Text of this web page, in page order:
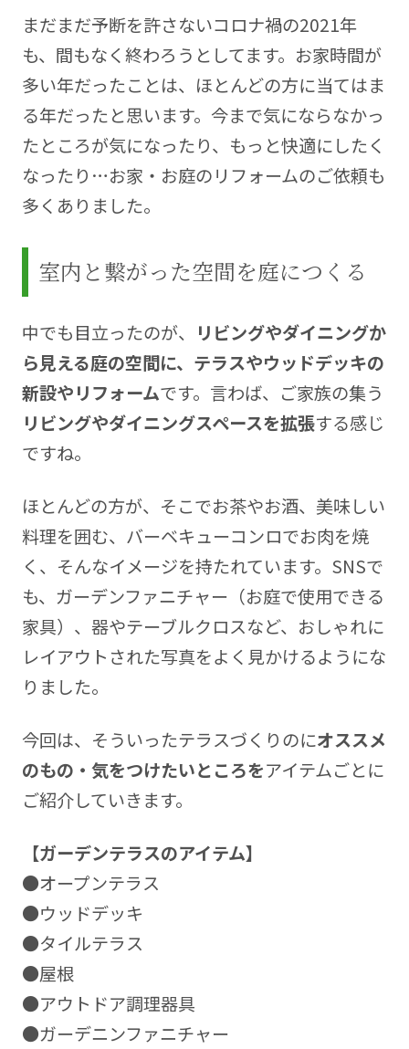
二級造園施工管理技士
フラワーデザイナー
HPhttp://www.ie-niwa.com
まだまだ予断を許さないコロナ禍の2021年
も、間もなく終わろうとしてます。お家時間が
多い年だったことは、ほとんどの方に当てはま
る年だったと思います。今まで気にならなかっ
たところが気になったり、もっと快適にしたく
なったり…お家・お庭のリフォームのご依頼も
多くありました。
室内と繋がった空間を庭につくる
中でも目立ったのが、 リビングやダイニングか
ら見える庭の空間に、テラスやウッドデッキの
新設やリフォームです。言わば、ご家族の集う
リビングやダイニングスペースを拡張する感じ
ですね。
ほとんどの方が、そこでお茶やお酒、美味しい
料理を囲む、バーベキューコンロでお肉を焼
く、そんなイメージを持たれています。SNSで
も、ガーデンファニチャー（お庭で使用できる
家具）、器やテーブルクロスなど、おしゃれに
レイアウトされた写真をよく見かけるようにな
りました。
今回は、そういったテラスづくりのにオススメ
のもの・気をつけたいところをアイテムごとに
ご紹介していきます。
【ガーデンテラスのアイテム】
●オープンテラス
●ウッドデッキ
●タイルテラス
●屋根
●アウトドア調理器具
●ガーデニンファニチャー